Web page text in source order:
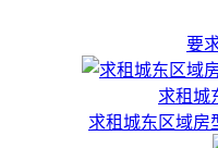
要
求租城
求租城东区域房